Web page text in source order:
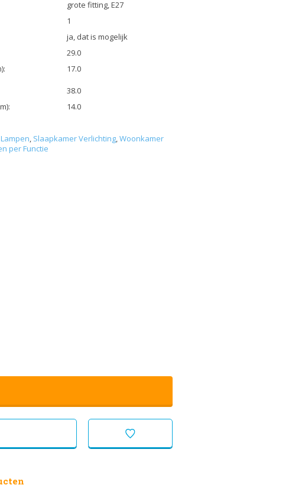
grote fitting, E27
1
ja, dat is mogelijk
29.0
17.0
38.0
14.0
, Slaapkamer Verlichting,Woonkamer
per Functie